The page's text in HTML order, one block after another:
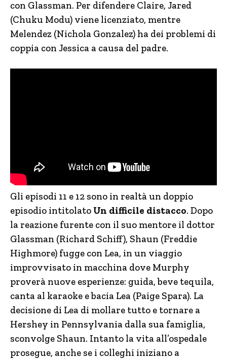
con Glassman. Per difendere Claire, Jared
(Chuku Modu) viene licenziato, mentre
Melendez (Nichola Gonzalez) ha dei problemi di
coppia con Jessica a causa del padre.
Gli episodi 11 e 12 sono in realtà un doppio
episodio intitolato Un difficile distacco. Dopo
la reazione furente con il suo mentore il dottor
Glassman (Richard Schiff), Shaun (Freddie
Highmore) fugge con Lea, in un viaggio
improvvisato in macchina dove Murphy
proverà nuove esperienze: guida, beve tequila,
canta al karaoke e bacia Lea (Paige Spara). La
decisione di Lea di mollare tutto e tornare a
Hershey in Pennsylvania dalla sua famiglia,
sconvolge Shaun. Intanto la vita all’ospedale
prosegue, anche se i colleghi iniziano a